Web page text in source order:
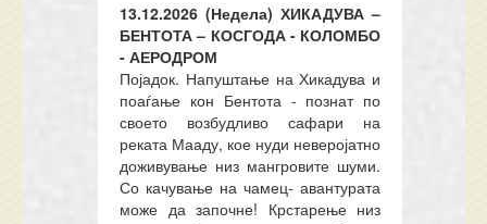
13.12.2026 (Недела) ХИКАДУВА –
БЕНТОТА – КОСГОДА - КОЛОМБО
- АЕРОДРОМ
Појадок. Напуштање на Хикадува и
поаѓање кон Бентота - познат по
своето возбудливо сафари на
реката Мааду, кое нуди неверојатно
доживување низ мангровите шуми.
Со качување на чамец- авантурата
може да започне! Крстарење низ